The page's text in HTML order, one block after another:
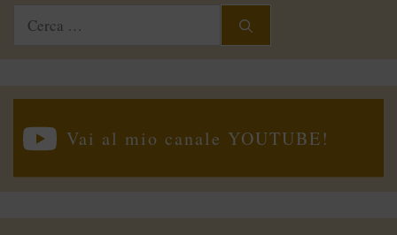
Ricerca
Vai al mio canale YOUTUBE!